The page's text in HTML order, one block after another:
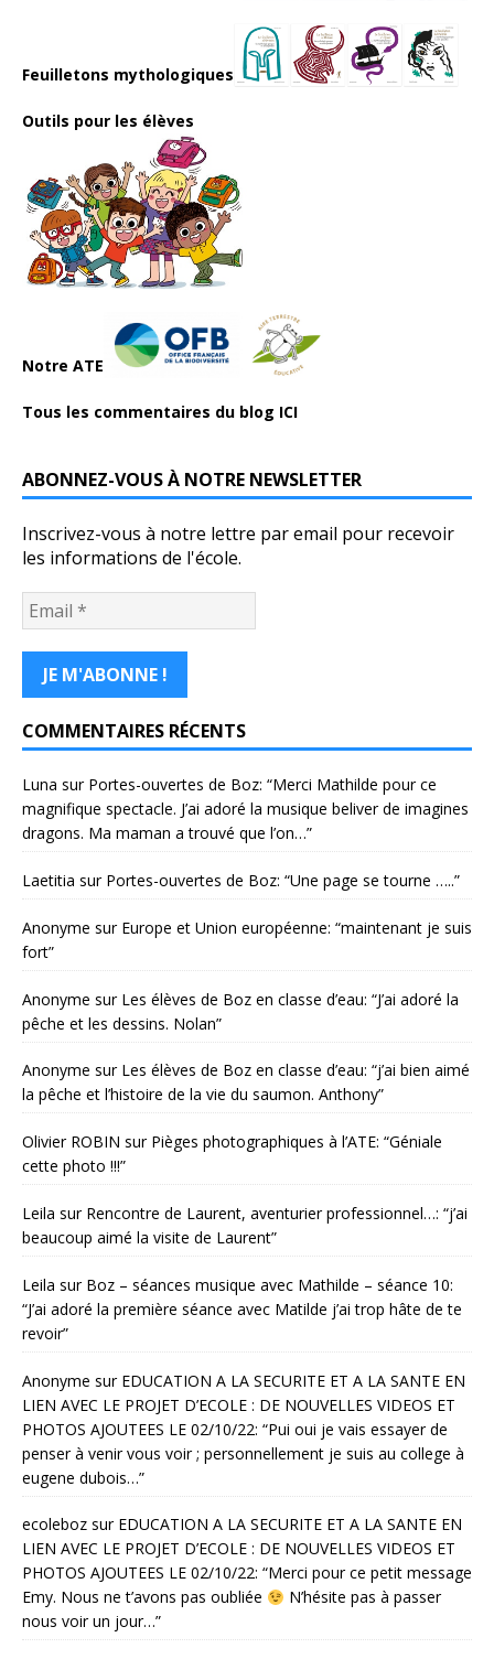
Feuilletons mythologiques
Outils pour les élèves
Notre ATE
Tous les commentaires du blog ICI
ABONNEZ-VOUS À NOTRE NEWSLETTER
Inscrivez-vous à notre lettre par email pour recevoir
les informations de l'école.
COMMENTAIRES RÉCENTS
Luna sur Portes-ouvertes de Boz: “Merci Mathilde pour ce
magnifique spectacle. J’ai adoré la musique beliver de imagines
dragons. Ma maman a trouvé que l’on…”
Laetitia sur Portes-ouvertes de Boz: “Une page se tourne …..”
Anonyme sur Europe et Union européenne: “maintenant je suis
fort”
Anonyme sur Les élèves de Boz en classe d’eau: “J’ai adoré la
pêche et les dessins. Nolan”
Anonyme sur Les élèves de Boz en classe d’eau: “j’ai bien aimé
la pêche et l’histoire de la vie du saumon. Anthony”
Olivier ROBIN sur Pièges photographiques à l’ATE: “Géniale
cette photo !!!”
Leila sur Rencontre de Laurent, aventurier professionnel…: “j’ai
beaucoup aimé la visite de Laurent”
Leila sur Boz – séances musique avec Mathilde – séance 10:
“J’ai adoré la première séance avec Matilde j’ai trop hâte de te
revoir”
Anonyme sur EDUCATION A LA SECURITE ET A LA SANTE EN
LIEN AVEC LE PROJET D’ECOLE : DE NOUVELLES VIDEOS ET
PHOTOS AJOUTEES LE 02/10/22: “Pui oui je vais essayer de
penser à venir vous voir ; personnellement je suis au college à
eugene dubois…”
ecoleboz sur EDUCATION A LA SECURITE ET A LA SANTE EN
LIEN AVEC LE PROJET D’ECOLE : DE NOUVELLES VIDEOS ET
PHOTOS AJOUTEES LE 02/10/22: “Merci pour ce petit message
Emy. Nous ne t’avons pas oubliée
N’hésite pas à passer
nous voir un jour…”